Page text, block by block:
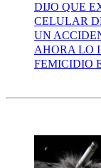
DIJO QUE
CELULAR
UN
AHORA LO
FEMICIDIO